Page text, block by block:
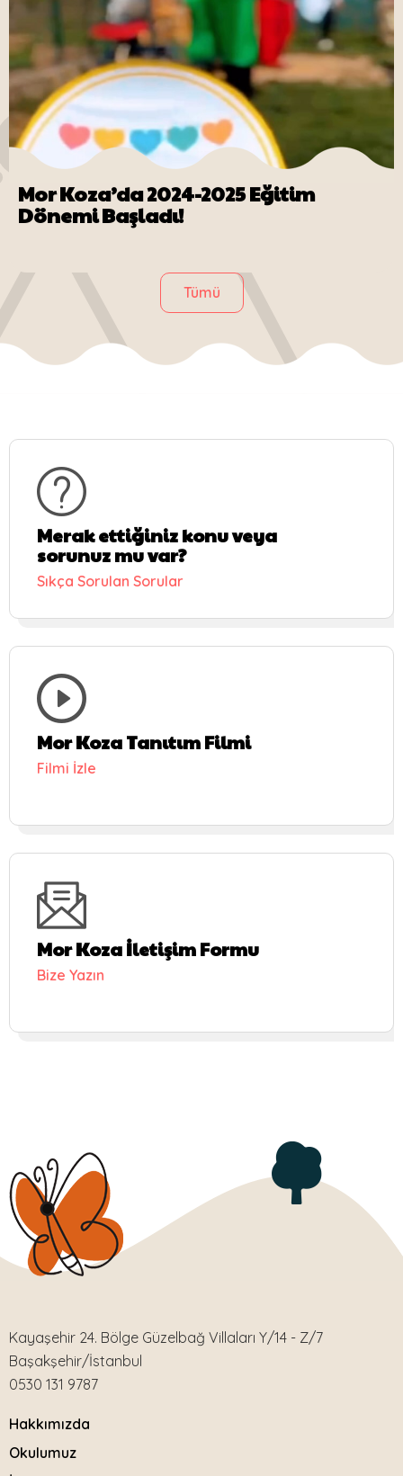
Mor Koza’da 2024-2025 Eğitim
Dönemi Başladı!
Tümü
Merak ettiğiniz konu veya
sorunuz mu var?
Sıkça Sorulan Sorular
Mor Koza Tanıtım Filmi
Filmi İzle
Mor Koza İletişim Formu
Bize Yazın
Kayaşehir 24. Bölge Güzelbağ Villaları Y/14 - Z/7
Başakşehir/İstanbul
0530 131 9787
Hakkımızda
Okulumuz